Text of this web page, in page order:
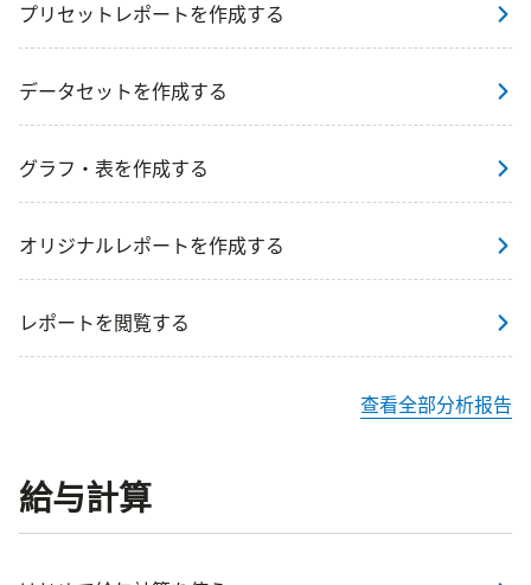
プリセットレポートを作成する
データセットを作成する
グラフ・表を作成する
オリジナルレポートを作成する
レポートを閲覧する
查看全部分析报告
給与計算